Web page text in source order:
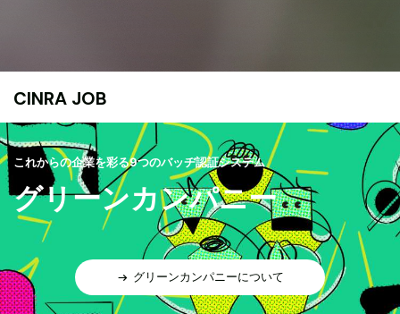
CINRA JOB
これからの企業を彩る9つのバッヂ認証システム
グリーンカンパニー
グリーンカンパニーについて